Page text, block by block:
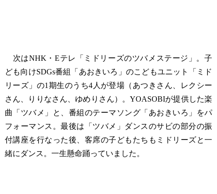
次はNHK・Eテレ「ミドリーズのツバメステージ」。子
ども向けSDGs番組「あおきいろ」のこどもユニット「ミド
リーズ」の1期生のうち4人が登場（あつきさん、レクシー
さん、りりなさん、ゆめりさん）。YOASOBIが提供した楽
曲「ツバメ」と、番組のテーマソング「あおきいろ」をパ
フォーマンス。最後は「ツバメ」ダンスのサビの部分の振
付講座を行なった後、客席の子どもたちもミドリーズと一
緒にダンス。一生懸命踊っていました。